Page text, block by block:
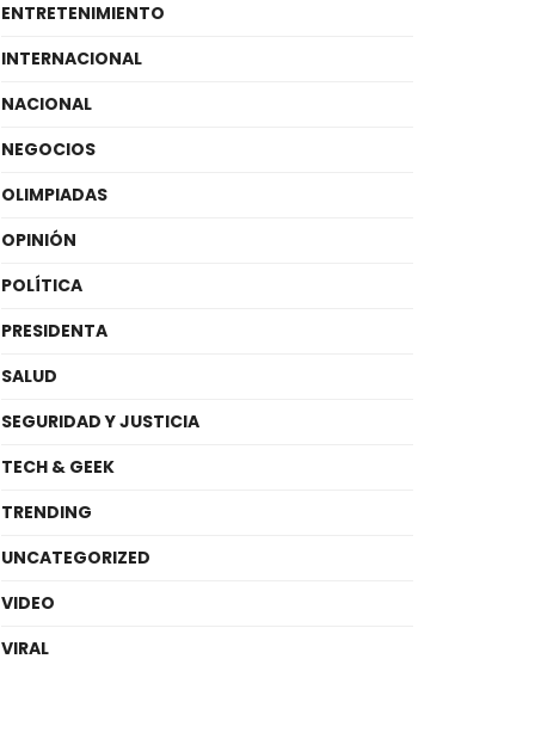
ENTRETENIMIENTO
INTERNACIONAL
NACIONAL
NEGOCIOS
OLIMPIADAS
OPINIÓN
POLÍTICA
PRESIDENTA
SALUD
SEGURIDAD Y JUSTICIA
TECH & GEEK
TRENDING
UNCATEGORIZED
VIDEO
VIRAL